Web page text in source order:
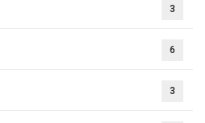
3
6
3